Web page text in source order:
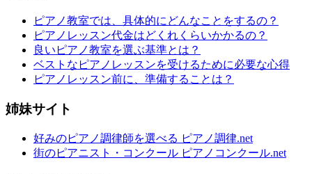
ピアノ教室では、具体的にどんなことをするの？
ピアノレッスン代金はどくれくらいかかるの？
良いピアノ教室を選ぶ基準とは？
ベストなピアノレッスンを受けるために必要な心得
ピアノレッスン前に、準備することは？
姉妹サイト
好みのピアノ調律師を選べる ピアノ調律.net
街のピアニスト・コンクール ピアノコンクール.net